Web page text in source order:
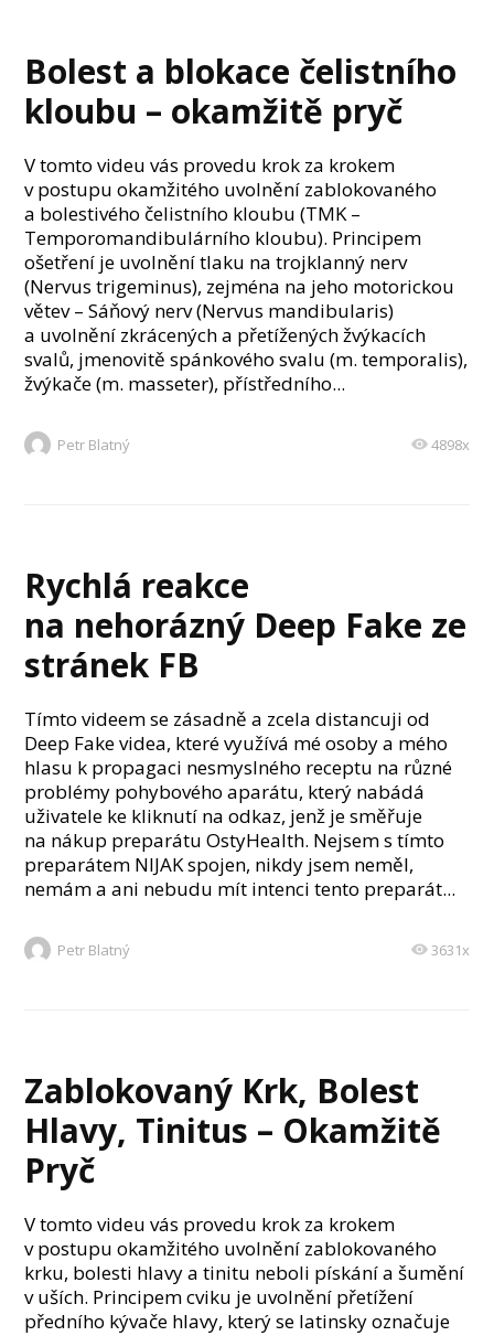
Bolest a blokace čelistního
kloubu – okamžitě pryč
V tomto videu vás provedu krok za krokem
v postupu okamžitého uvolnění zablokovaného
a bolestivého čelistního kloubu (TMK –
Temporomandibulárního kloubu). Principem
ošetření je uvolnění tlaku na trojklanný nerv
(Nervus trigeminus), zejména na jeho motorickou
větev – Sáňový nerv (Nervus mandibularis)
a uvolnění zkrácených a přetížených žvýkacích
svalů, jmenovitě spánkového svalu (m. temporalis),
žvýkače (m. masseter), přístředního...
Petr Blatný 4898x
Rychlá reakce
na nehorázný Deep Fake ze
stránek FB
Tímto videem se zásadně a zcela distancuji od
Deep Fake videa, které využívá mé osoby a mého
hlasu k propagaci nesmyslného receptu na různé
problémy pohybového aparátu, který nabádá
uživatele ke kliknutí na odkaz, jenž je směřuje
na nákup preparátu OstyHealth. Nejsem s tímto
preparátem NIJAK spojen, nikdy jsem neměl,
nemám a ani nebudu mít intenci tento preparát...
Petr Blatný 3631x
Zablokovaný Krk, Bolest
Hlavy, Tinitus – Okamžitě
Pryč
V tomto videu vás provedu krok za krokem
v postupu okamžitého uvolnění zablokovaného
krku, bolesti hlavy a tinitu neboli pískání a šumění
v uších. Principem cviku je uvolnění přetížení
předního kývače hlavy, který se latinsky označuje